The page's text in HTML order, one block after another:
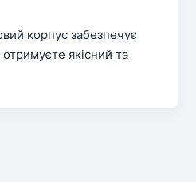
корпус забезпечує
якісний та